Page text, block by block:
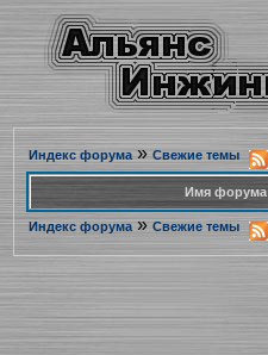
Индекс форума» Свежие темы
Имя форума
Индекс форума » Свежие темы